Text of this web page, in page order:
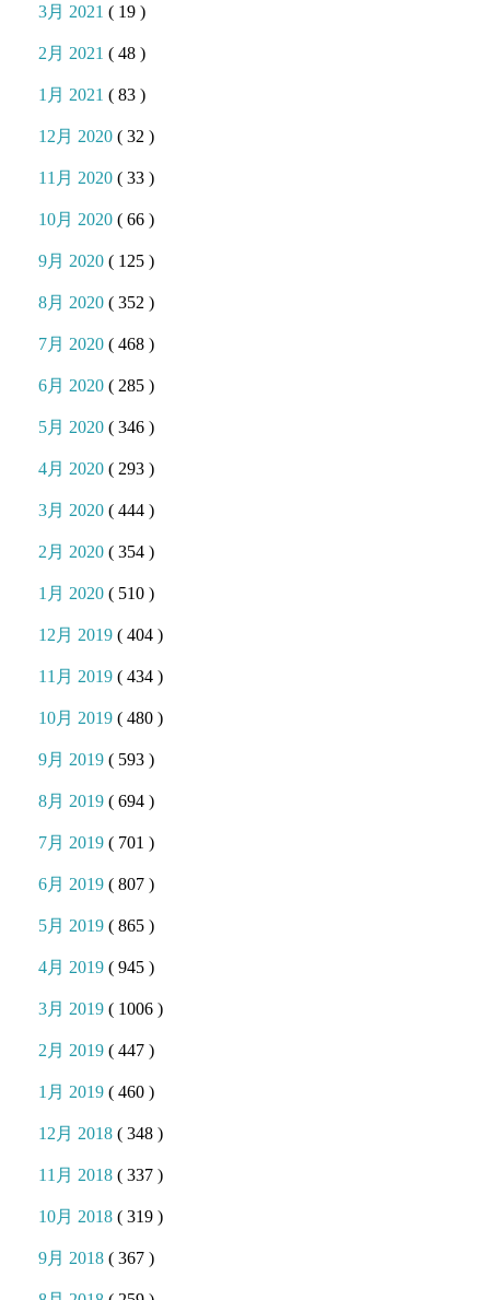
3月 2021( 19 )
2月 2021( 48 )
1月 2021( 83 )
12月 2020( 32 )
11月 2020( 33 )
10月 2020( 66 )
9月 2020( 125 )
8月 2020( 352 )
7月 2020( 468 )
6月 2020( 285 )
5月 2020( 346 )
4月 2020( 293 )
3月 2020( 444 )
2月 2020( 354 )
1月 2020( 510 )
12月 2019( 404 )
11月 2019( 434 )
10月 2019( 480 )
9月 2019( 593 )
8月 2019( 694 )
7月 2019( 701 )
6月 2019( 807 )
5月 2019( 865 )
4月 2019( 945 )
3月 2019( 1006 )
2月 2019( 447 )
1月 2019( 460 )
12月 2018( 348 )
11月 2018( 337 )
10月 2018( 319 )
9月 2018( 367 )